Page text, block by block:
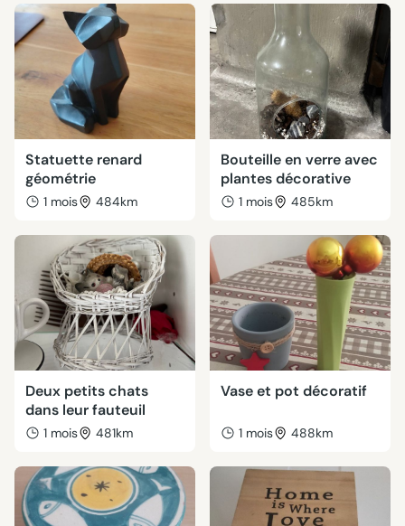
Statuette renard
géométrie
1 mois 484km
Bouteille en verre avec
plantes décorative
1 mois 485km
Deux petits chats
dans leur fauteuil
1 mois 481km
Vase et pot décoratif
1 mois 488km